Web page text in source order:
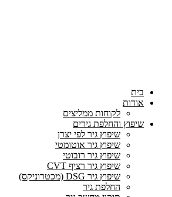
בית
אודות
לקוחות ממליצים
שיפוץ והחלפת גירים
שיפוץ גיר לפי יצרן
שיפוץ גיר אוטומטי
שיפוץ גיר רובוטי
שיפוץ גיר רציף CVT
שיפוץ גיר DSG (מכטרוניקס)
החלפת גיר